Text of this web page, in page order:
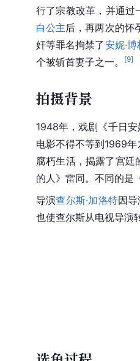
行了宗教改革，并通过
白公主后，再两次的怀
奸等罪名拘禁了安妮·博
个被斩首妻子之一。
[9]
拍摄背景
1948年，戏剧《千日
电影不得不等到1969
腐朽生活，揭露了宫
的人》雷同。不同的是
导演查尔斯·加洛特因导
也使查尔斯从电视导演